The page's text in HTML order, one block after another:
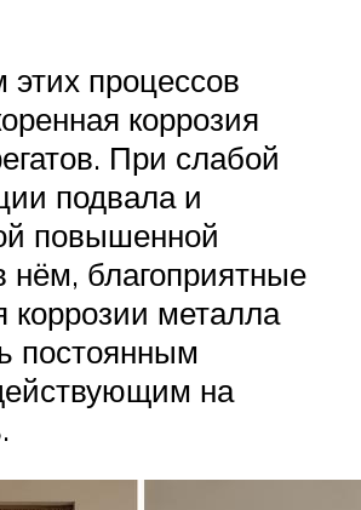
этих процессов
коррозия
При слабой
подвала и
повышенной
нём, благоприятные
коррозии металла
постоянным
на